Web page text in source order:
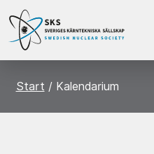
Start Kalendarium